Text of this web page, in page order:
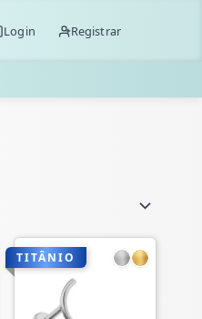
Login Registrar
TITÂNIO